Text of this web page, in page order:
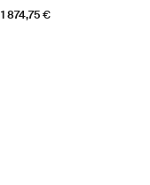
base + Thule Maple infant car
Thule Urban Glide 3 car seat
1 874,75 €
mustalla
Beige (selected)